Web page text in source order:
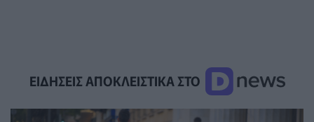
ΕΙΔΗΣΕΙΣ ΑΠΟΚΛΕΙΣΤΙΚΑ ΣΤΟ